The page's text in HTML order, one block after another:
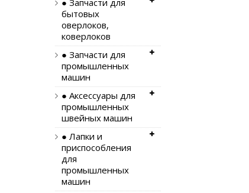
● Запчасти для
бытовых
оверлоков,
коверлоков
● Запчасти для
промышленных
машин
● Аксессуары для
промышленных
швейных машин
● Лапки и
приспособления
для
промышленных
машин